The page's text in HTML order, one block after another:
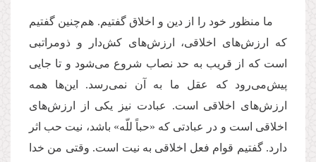
ما منظور خود را از دین و اخلاق گفتیم. هم‌چنین گفتیم
که ارزش‌های اخلاقی، ارزش‌های کش‌دار و ذومراتبی
است که از قریب به حد نصاب شروع می‌شود و تا جایی
پیش‌می‌رود که عقل ما به آن نمی‌رسد. این‌ها همه‌
ارزش‌های اخلاقی است. عبادت نیز یکی از ارزش‌های
اخلاقی است و در عبادتی که «حباً للّه» باشد، نیت حب اثر
دارد. گفتیم قوام فعل اخلاقی به نیت است. وقتی من خدا